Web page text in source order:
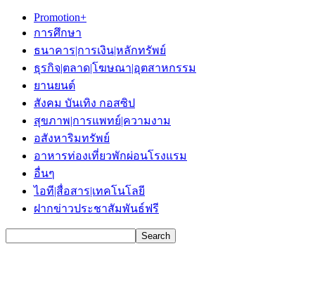
Promotion+
การศึกษา
ธนาคาร|การเงิน|หลักทรัพย์
ธุรกิจ|ตลาด|โฆษณา|อุตสาหกรรม
ยานยนต์
สังคม บันเทิง กอสซิป
สุขภาพ|การแพทย์|ความงาม
อสังหาริมทรัพย์
อาหารท่องเที่ยวพักผ่อนโรงแรม
อื่นๆ
ไอที|สื่อสาร|เทคโนโลยี
ฝากข่าวประชาสัมพันธ์ฟรี